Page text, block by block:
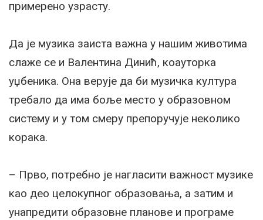
примерено узрасту.
Да је музика заиста важна у нашим животима
слаже се и Валентина Динић, коауторка
уџбеника. Она верује да би музичка култура
требало да има боље место у образовном
систему и у том смеру препоручује неколико
корака.
– Прво, потребно је нагласити важност музике
као део целокупног образовања, а затим и
унапредити образовне планове и програме